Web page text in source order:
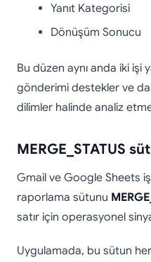
Yanıt Kategorisi
Dönüşüm Sonucu
Bu düzen aynı anda iki işi
gönderimi destekler ve
dilimler halinde analiz
MERGE_STATUS
Gmail ve Google Sheets iş
raporlama sütunu
satır için operasyonel
Uygulamada, bu sütun